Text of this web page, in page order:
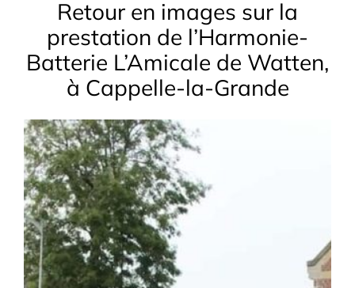
Retour en images sur la
prestation de l’Harmonie-
Batterie L’Amicale de Watten,
à Cappelle-la-Grande